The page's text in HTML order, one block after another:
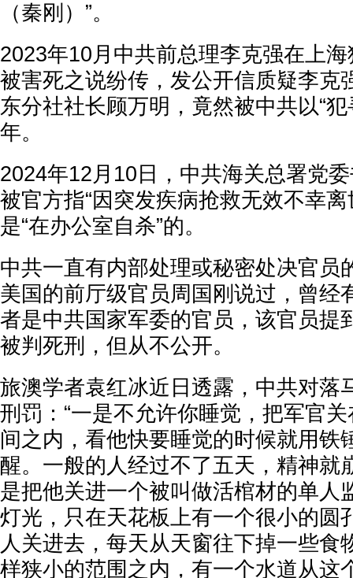
（秦刚）”。
2023年10月中共前总理李克强在上
被害死之说纷传，发公开信质疑李克
东分社社长顾万明，竟然被中共以“
年。
2024年12月10日，中共海关总署党
被官方指“因突发疾病抢救无效不幸
是“在办公室自杀”的。
中共一直有内部处理或秘密处决官员
美国的前厅级官员周国刚说过，曾经
者是中共国家军委的官员，该官员提
被判死刑，但从不公开。
旅澳学者袁红冰近日透露，中共对落
刑罚：“一是不允许你睡觉，把军官
间之内，看他快要睡觉的时候就用铁
醒。一般的人经过不了五天，精神就
是把他关进一个被叫做活棺材的单人
灯光，只在天花板上有一个很小的圆
人关进去，每天从天窗往下掉一些食
样狭小的范围之内，有一个水道从这